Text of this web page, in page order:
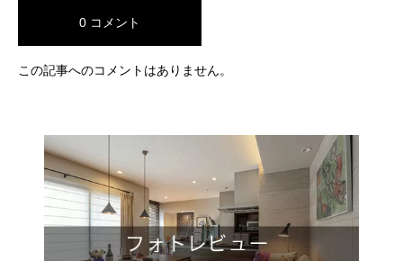
0 コメント
この記事へのコメントはありません。